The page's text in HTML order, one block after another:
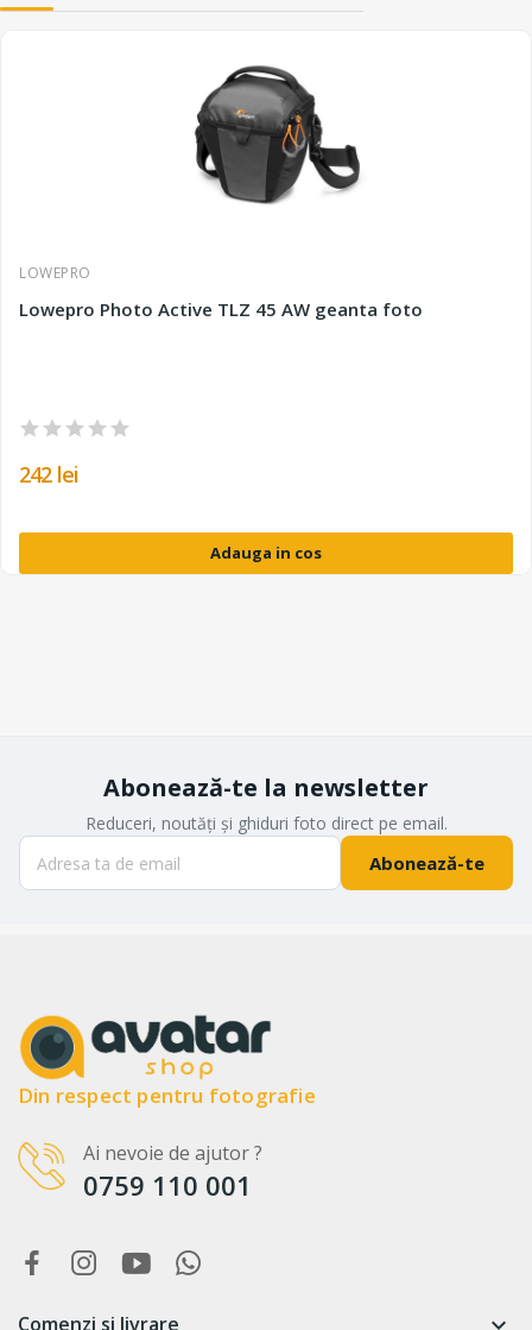
LOWEPRO
Lowepro Photo Active TLZ 45 AW geanta foto
242 lei
Adauga in cos
Abonează-te la newsletter
Reduceri, noutăți și ghiduri foto direct pe email.
Abonează-te
Din respect pentru fotografie
Ai nevoie de ajutor ?
0759 110 001
Comenzi si livrare